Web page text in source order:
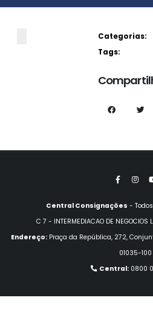
Categorias:
Tags:
Central Consignações -
C 7 - INTERMEDIACAO DE
Endereço:Praça da República, 272,
01035-100
Central: 0800